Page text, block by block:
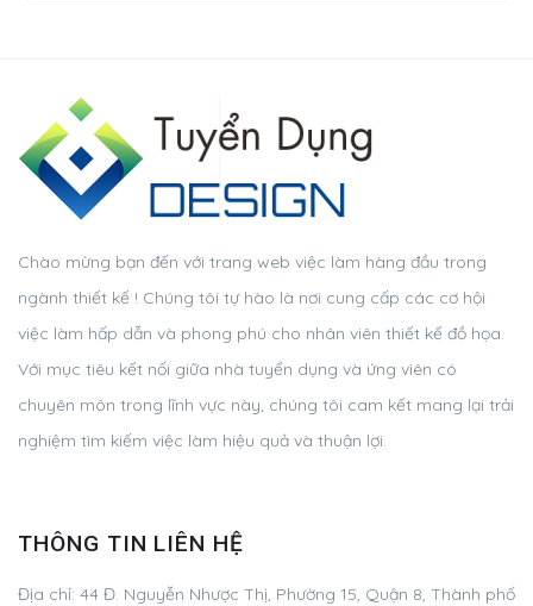
Chào mừng bạn đến với trang web việc làm hàng đầu trong
ngành thiết kế ! Chúng tôi tự hào là nơi cung cấp các cơ hội
việc làm hấp dẫn và phong phú cho nhân viên thiết kế đồ họa.
Với mục tiêu kết nối giữa nhà tuyển dụng và ứng viên có
chuyên môn trong lĩnh vực này, chúng tôi cam kết mang lại trải
nghiệm tìm kiếm việc làm hiệu quả và thuận lợi.
THÔNG TIN LIÊN HỆ
Địa chỉ: 44 Đ. Nguyễn Nhược Thị, Phường 15, Quận 8, Thành phố